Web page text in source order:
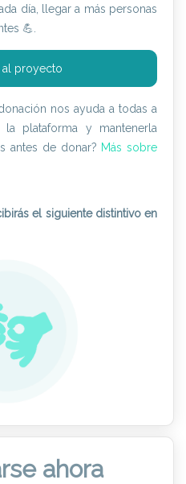
día, llegar a más personas
💪.
al proyecto
nos ayuda a todas a
plataforma y mantenerla
antes de donar? Más sobre
el siguiente distintivo en
ahora